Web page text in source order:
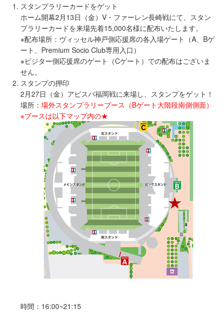
スタンプラリーカードをゲット
ホーム開幕2月13日（金）V・ファーレン長崎戦にて、スタン
プラリーカードを来場先着15,000名様に配布いたします。
※配布場所：ヴィッセル神戸側応援席の各入場ゲート（A、Bゲ
ート、Premium Socio Club専用入口）
※ビジター側応援席のゲート（Cゲート）での配布はございま
せん。
スタンプの押印
2月27日（金）アビスパ福岡戦に来場し、スタンプをゲット！
場所：場外スタンプラリーブース（Bゲート大階段南側側面）
※ブースは以下マップ内の★
時間：16:00~21:15